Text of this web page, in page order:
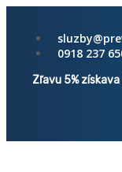
0918 237
Zľavu 5%